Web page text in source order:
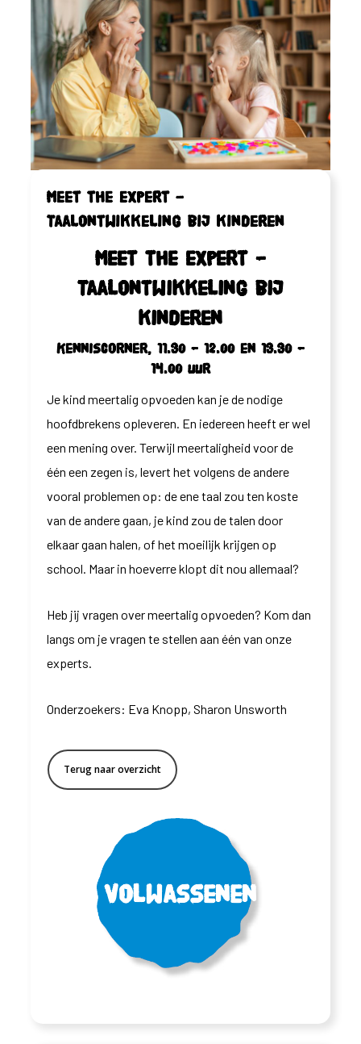
Meet the expert –
Taalontwikkeling bij kinderen
Meet the expert –
Taalontwikkeling bij
kinderen
Kenniscorner, 11.30 – 12.00 en 13.30 –
14.00 uur
Je kind meertalig opvoeden kan je de nodige
hoofdbrekens opleveren. En iedereen heeft er wel
een mening over. Terwijl meertaligheid voor de
één een zegen is, levert het volgens de andere
vooral problemen op: de ene taal zou ten koste
van de andere gaan, je kind zou de talen door
elkaar gaan halen, of het moeilijk krijgen op
school. Maar in hoeverre klopt dit nou allemaal?
Heb jij vragen over meertalig opvoeden? Kom dan
langs om je vragen te stellen aan één van onze
experts.
Onderzoekers: Eva Knopp, Sharon Unsworth
Terug naar overzicht
Volwassenen